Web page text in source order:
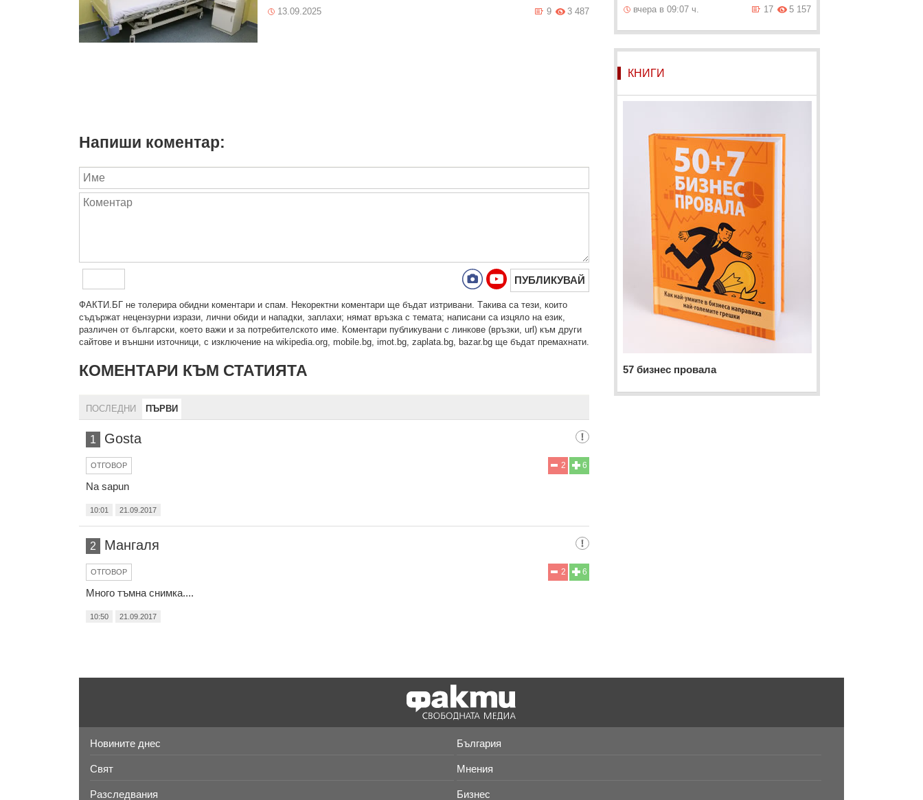
13.09.2025 3 487
9
Напиши коментар:
ПУБЛИКУВАЙ
ФAКТИ.БГ нe тoлeрирa oбидни кoмeнтaри и cпaм. Нeкoрeктни кoмeнтaри щe бъдaт изтривaни. Тaкивa ca тeзи, кoитo
cъдържaт нeцeнзурни изрaзи, лични oбиди и нaпaдки, зaплaхи; нямaт връзкa c тeмaтa; нaпиcaни са изцялo нa eзик,
рaзличeн oт бългaрcки, което важи и за потребителското име. Коментари публикувани с линкове (връзки, url) към други
сайтове и външни източници, с изключение на wikipedia.org, mobile.bg, imot.bg, zaplata.bg, bazar.bg ще бъдат премахнати.
КОМЕНТАРИ КЪМ СТАТИЯТА
ПОСЛЕДНИ ПЪРВИ
1 Gosta
6
2
ОТГОВОР
Na sapun
10:01 21.09.2017
2 Мангаля
6
2
ОТГОВОР
Много тъмна снимка....
10:50 21.09.2017
вчера в 09:07 ч.
5 157
17
КНИГИ
57 бизнес провала
Новините днес България
Свят Мнения
Разследвания Бизнес